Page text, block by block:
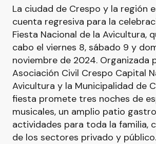
La ciudad de Crespo y la región
cuenta regresiva para la
Fiesta Nacional de la Avicultura,
cabo el viernes 8, sábado 9 y
noviembre de 2024. Organizada
Asociación Civil Crespo Capital
Avicultura y la Municipalidad de
fiesta promete tres noches de
musicales, un amplio patio
actividades para toda la familia,
de los sectores privado y público.